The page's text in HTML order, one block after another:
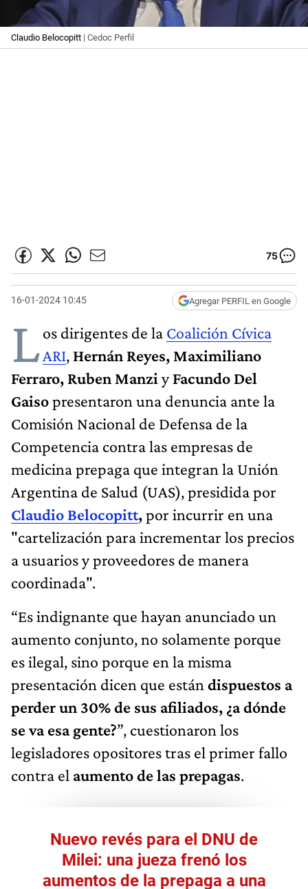
Claudio Belocopitt | Cedoc Perfil
75
16-01-2024 10:45 Agregar PERFIL en Google
Los dirigentes de la Coalición Cívica
ARI, Hernán Reyes, Maximiliano
Ferraro, Ruben Manzi yFacundo Del
Gaisopresentaron una denuncia ante la
Comisión Nacional de Defensa de la
Competencia contra las empresas de
medicina prepaga que integran la Unión
Argentina de Salud (UAS), presidida por
Claudio Belocopitt,por incurrir en una
"cartelización para incrementar los precios
a usuarios y proveedores de manera
coordinada".
“Es indignante que hayan anunciado un
aumento conjunto, no solamente porque
es ilegal, sino porque en la misma
presentación dicen que están dispuestos a
perder un 30% de sus afiliados, ¿a dónde
se va esa gente?”, cuestionaron los
legisladores opositores tras el primer fallo
contra el aumento de las prepagas.
Nuevo revés para el DNU de
Milei: una jueza frenó los
aumentos de la prepaga a una